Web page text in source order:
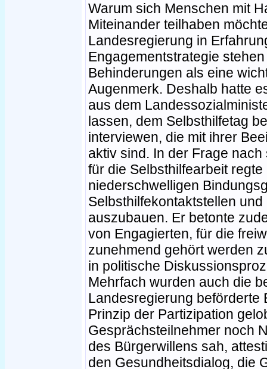
Warum sich Menschen mit
Miteinander teilhaben
Landesregierung in
Engagementstrategie
Behinderungen als eine
Augenmerk. Deshalb hatte
aus dem
lassen, dem Selbsthilfetag
interviewen, die mit ihrer
aktiv sind. In der Frage
für die Selbsthilfearbeit
niederschwelligen
Selbsthilfekontaktstellen
auszubauen. Er betonte
von Engagierten, für die
zunehmend gehört werden
in politische
Mehrfach wurden auch die
Landesregierung beförderte
Prinzip der Partizipation
Gesprächsteilnehmer noch
des Bürgerwillens sah,
den Gesundheitsdialog, die